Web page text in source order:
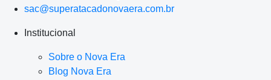
sac@superatacadonovaera.com.br
Institucional
Sobre o Nova Era
Blog Nova Era